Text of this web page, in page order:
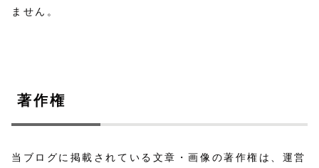
ません。
著作権
当ブログに掲載されている文章・画像の著作権は、運営